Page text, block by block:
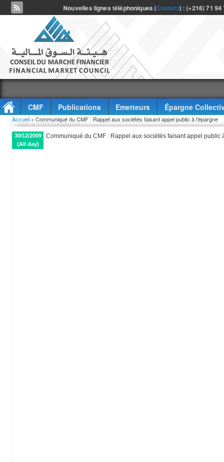
Nouvelles lignes téléphoniques (Contact) : (+216) 71
CMF Publications Emetteurs
Épargne
Accès à l'information
Vous êtes ici
Accueil » Communiqué du CMF : Rappel aux sociétés faisant appel public à l'épargne
30/12/2009
(All day)
Communiqué du CMF : Rappel aux sociétés faisant appel public